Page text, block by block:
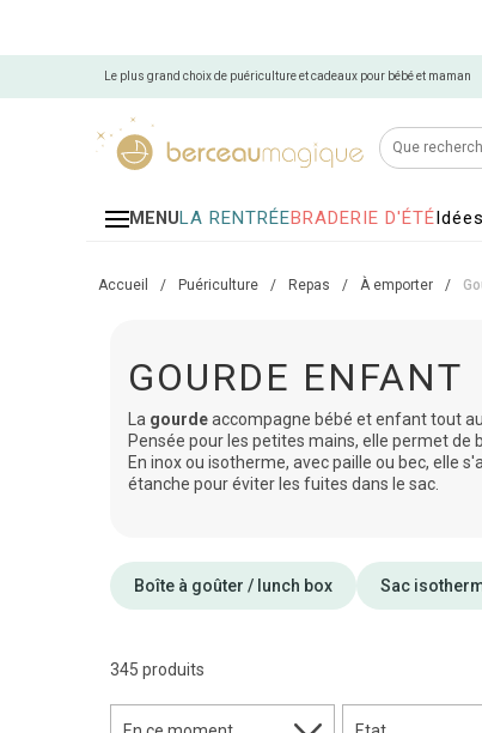
Le plus grand choix de puériculture et cadeaux pour bébé et maman
MENULA RENTRÉEBRADERIE D'ÉTÉ
Accueil / Puériculture / Repas / À emporter /
GOURDE ENFANT
La gourdeaccompagne bébé et enfant tout
Pensée pour les petites mains, elle permet de
En inox ou isotherme, avec paille ou bec, elle
étanche pour éviter les fuites dans le sac.
Boîte à goûter / lunch box Sac
345 produits